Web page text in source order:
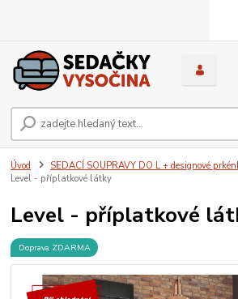
Úvod
SEDACÍ SOUPRAVY DO L + designové
Level - příplatkové látky
Level - příplatkové
Doprava ZDARMA